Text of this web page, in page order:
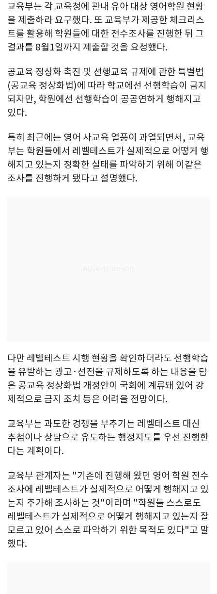
교육부는 각 교육청에 관내 유아 대상 영어학원 현황
을 제출하라 요구했다. 또 교육부가 제공한 체크리스
트를 활용해 학원들에 대한 전수조사를 진행한 뒤 그
결과를 8월1일까지 제출할 것을 요청했다.
공교육 정상화 촉진 및 선행교육 규제에 관한 특별법
(공교육 정상화법)에 따라 학교에선 선행학습이 금지
되지만, 학원에선 선행학습이 공공연하게 행해지고
있다.
특히 최근에는 영어 사교육 열풍이 과열되면서, 교육
부는 학원들에서 레벨테스트가 실제적으로 어떻게 행
해지고 있는지 정확한 실태를 파악하기 위해 이같은
조사를 진행하게 됐다고 설명했다.
다만 레벨테스트 시행 현황을 확인하더라도 선행학습
을 유발하는 광고·선전을 규제하도록 하는 내용을 담
은 공교육 정상화법 개정안이 국회에 계류돼 있어 강
제적으로 금지 조치 등은 어려울 전망이다.
교육부는 과도한 경쟁을 부추기는 레벨테스트 대신
추첨이나 상담으로 유도하는 행정지도를 우선 진행한
다는 계획이다.
교육부 관계자는 "기존에 진행해 왔던 영어 학원 전수
조사에 레벨테스트가 실제적으로 어떻게 행해지고 있
는지 추가해 조사하는 것"이라며 "학원들 스스로도
레벨테스트가 실제적으로 어떻게 행해지고 있는지 잘
모르고 있어 스스로 파악하기 위한 목적도 있다"고 말
했다.